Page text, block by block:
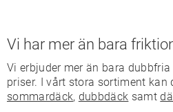
Vi har mer än bara
Vi erbjuder mer än bara
priser. I vårt stora sortiment kan
sommardäck, dubbdäck samt